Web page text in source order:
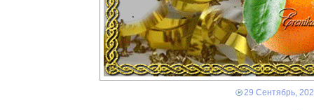
29 Сентябрь,